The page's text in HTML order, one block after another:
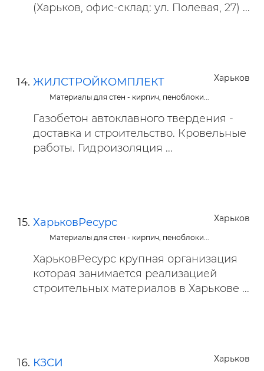
(Харьков, офис-склад: ул. Полевая, 27) ...
Харьков
ЖИЛСТРОЙКОМПЛЕКТ
Материалы для стен - кирпич, пеноблоки...
Газобетон автоклавного твердения -
доставка и строительство. Кровельные
работы. Гидроизоляция ...
Харьков
ХарьковРесурс
Материалы для стен - кирпич, пеноблоки...
ХарьковРесурс крупная организация
которая занимается реализацией
строительных материалов в Харькове ...
Харьков
КЗСИ